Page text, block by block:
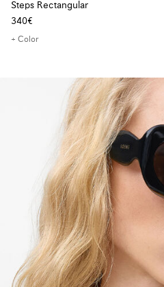
Steps Rectangular
340€
+ Color